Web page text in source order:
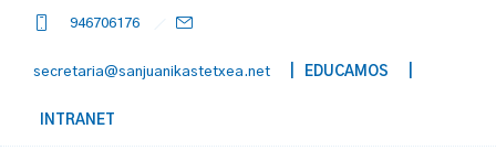
946706176
secretaria@sanjuanikastetxea.net | EDUCAMOS
INTRANET